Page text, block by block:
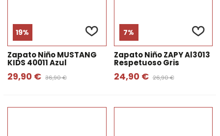
19%
Zapato Niño MUSTANG
KIDS 40011 Azul
29,90 € 36,90 €
7%
Zapato Niño ZAPY Al3013
Respetuoso Gris
24,90 € 26,90 €